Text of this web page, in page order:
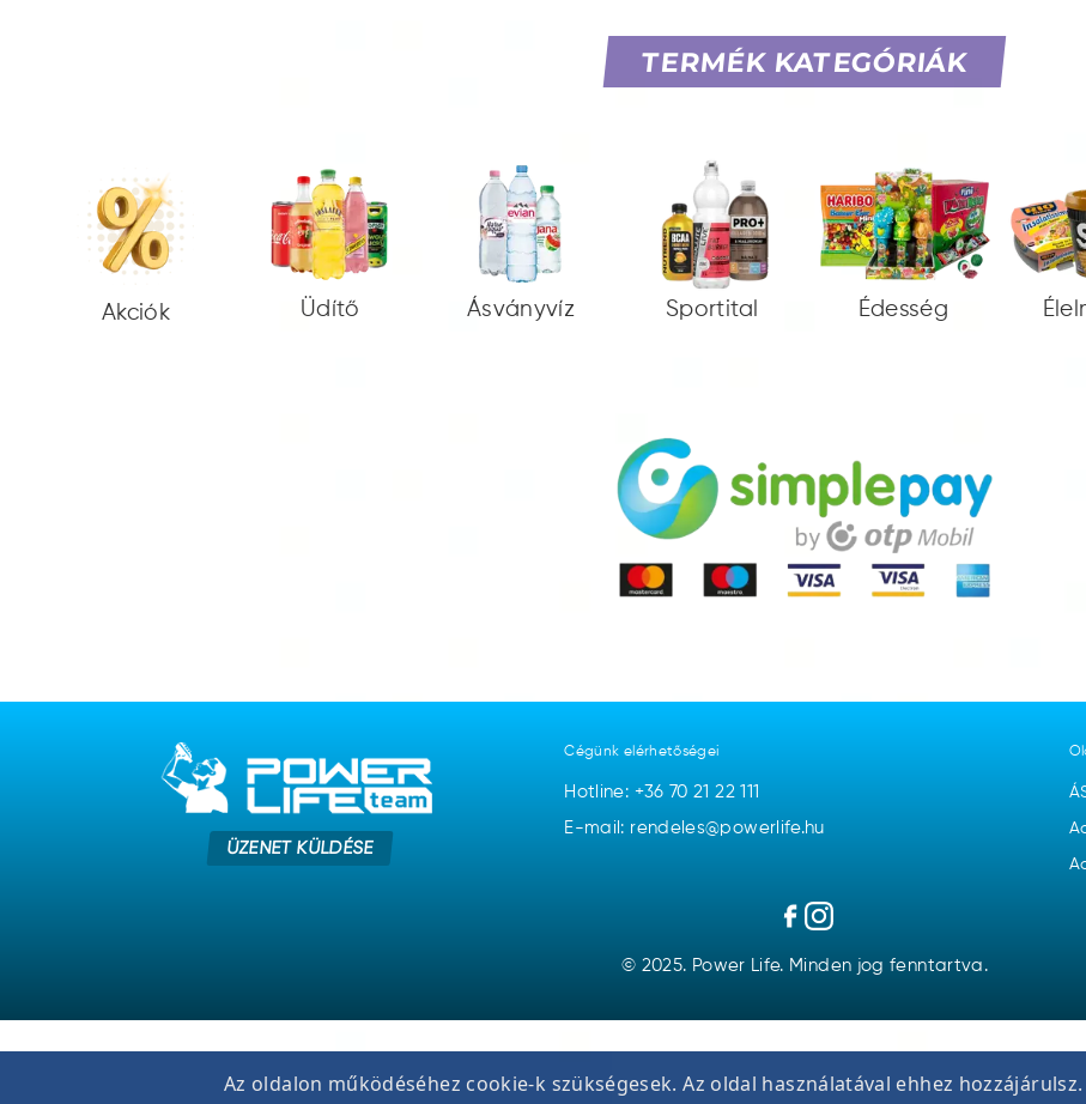
TERMÉK KATEGÓRIÁK
Akciók Üdítő Ásványvíz Sportital Édesség
ÜZENET KÜLDÉSE
Cégünk elérhetőségei
Hotline: +36 70 21 22 111
E-mail: rendeles@powerlife.hu
© 2025. Power Life. Minden jog fenntartva.
Az oldalon működéséhez cookie-k szükségesek. Az oldal használatával ehhez hozzájárulsz.